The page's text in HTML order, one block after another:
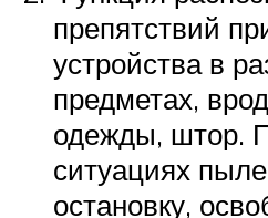
препятствий
устройства в
предметах,
одежды, штор.
ситуациях
остановку,